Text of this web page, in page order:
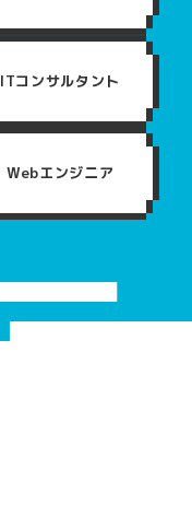
ITコンサルタント
Webエンジニア